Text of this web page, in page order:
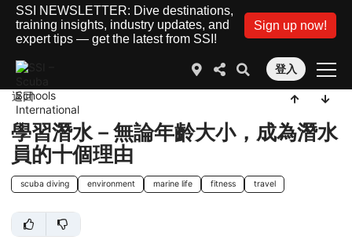
SSI NEWSLETTER: Dive destinations,
training insights, industry updates, and
expert tips — get the latest from SSI!
Sign up now!
登入
返回
學習潛水－無論年齡大小，成為潛水
員的十個理由
scuba diving environment marine life fitness travel